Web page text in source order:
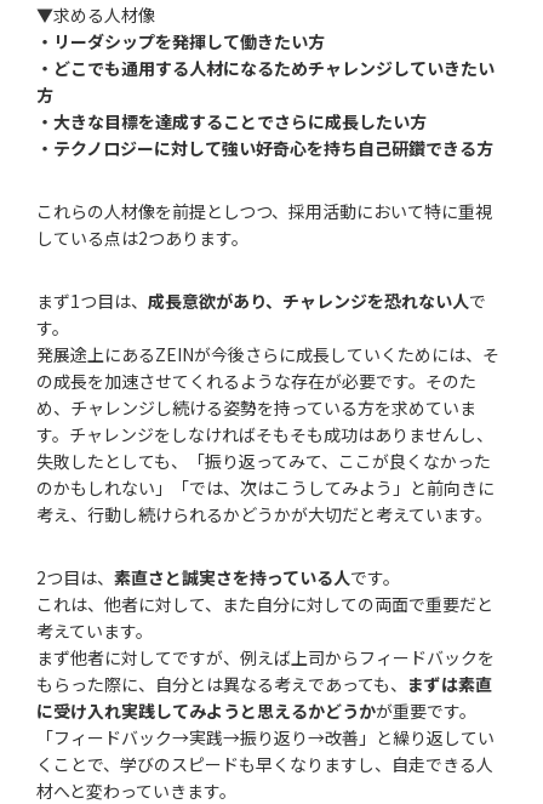
▼求める人材像
・リーダシップを発揮して働きたい方
・どこでも通用する人材になるためチャレンジしていきたい
方
・大きな目標を達成することでさらに成長したい方
・テクノロジーに対して強い好奇心を持ち自己研鑽できる方
これらの人材像を前提としつつ、採用活動において特に重視
している点は2つあります。
まず1つ目は、 成長意欲があり、チャレンジを恐れない人で
す。
発展途上にあるZEINが今後さらに成長していくためには、そ
の成長を加速させてくれるような存在が必要です。そのた
め、チャレンジし続ける姿勢を持っている方を求めていま
す。チャレンジをしなければそもそも成功はありませんし、
失敗したとしても、「振り返ってみて、ここが良くなかった
のかもしれない」「では、次はこうしてみよう」と前向きに
考え、行動し続けられるかどうかが大切だと考えています。
2つ目は、 素直さと誠実さを持っている人です。
これは、他者に対して、また自分に対しての両面で重要だと
考えています。
まず他者に対してですが、例えば上司からフィードバックを
もらった際に、自分とは異なる考えであっても、 まずは素直
に受け入れ実践してみようと思えるかどうかが重要です。
「フィードバック→実践→振り返り→改善」と繰り返してい
くことで、学びのスピードも早くなりますし、自走できる人
材へと変わっていきます。